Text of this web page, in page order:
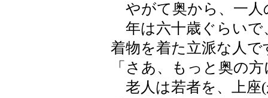
やがて奥から、一人
年は六十歳ぐらいで
着物を着た立派な人で
「さあ、もっと奥の
老人は若者を、上座